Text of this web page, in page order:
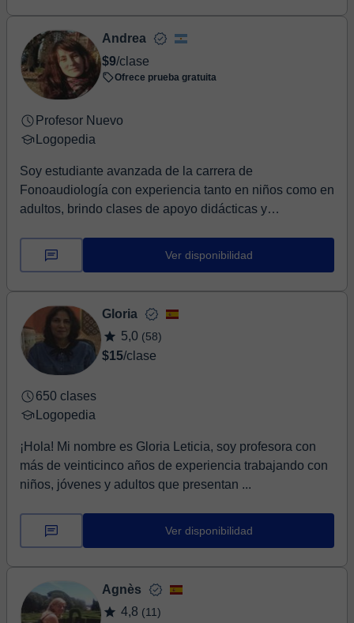
Andrea
$9/clase
Ofrece prueba gratuita
Profesor Nuevo
Logopedia
Soy estudiante avanzada de la carrera de
Fonoaudiología con experiencia tanto en niños como en
adultos, brindo clases de apoyo didácticas y
Ver disponibilidad
Gloria
5,0 (58)
$15/clase
650 clases
Logopedia
¡Hola! Mi nombre es Gloria Leticia, soy profesora con
más de veinticinco años de experiencia trabajando con
niños, jóvenes y adultos que presentan ...
Ver disponibilidad
Agnès
4,8 (11)